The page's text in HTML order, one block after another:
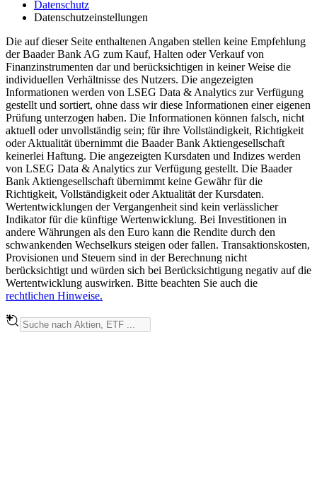
Datenschutz
Datenschutzeinstellungen
Die auf dieser Seite enthaltenen Angaben stellen keine Empfehlung
der Baader Bank AG zum Kauf, Halten oder Verkauf von
Finanzinstrumenten dar und berücksichtigen in keiner Weise die
individuellen Verhältnisse des Nutzers. Die angezeigten
Informationen werden von LSEG Data & Analytics zur Verfügung
gestellt und sortiert, ohne dass wir diese Informationen einer eigenen
Prüfung unterzogen haben. Die Informationen können falsch, nicht
aktuell oder unvollständig sein; für ihre Vollständigkeit, Richtigkeit
oder Aktualität übernimmt die Baader Bank Aktiengesellschaft
keinerlei Haftung. Die angezeigten Kursdaten und Indizes werden
von LSEG Data & Analytics zur Verfügung gestellt. Die Baader
Bank Aktiengesellschaft übernimmt keine Gewähr für die
Richtigkeit, Vollständigkeit oder Aktualität der Kursdaten.
Wertentwicklungen der Vergangenheit sind kein verlässlicher
Indikator für die künftige Wertenwicklung. Bei Investitionen in
andere Währungen als den Euro kann die Rendite durch den
schwankenden Wechselkurs steigen oder fallen. Transaktionskosten,
Provisionen und Steuern sind in der Berechnung nicht
berücksichtigt und würden sich bei Berücksichtigung negativ auf die
Wertentwicklung auswirken. Bitte beachten Sie auch die
rechtlichen Hinweise.